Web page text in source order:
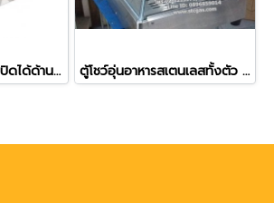
ตู้อุ่นอาหารใช้ไฟฟ้า เปิดได้ด้านหน้า-ด้านหลัง ยี่ห้อเวอร์รี่ รุ่น BV-961 ตู้โชว์อุ่นอาหารสเตนเลสทั้งตัว รุ่น NT-703